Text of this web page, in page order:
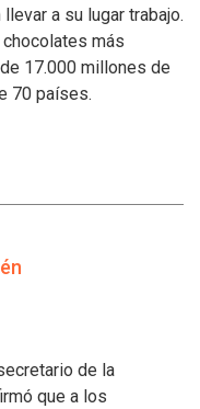
a su lugar trabajo.
más
17.000 millones de
70 países.
de la
que a los